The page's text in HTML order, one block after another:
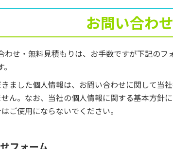
お問い合わ
わせ・無料見積もりは、お手数ですが下記の
ました個人情報は、お問い合わせに関して当
ん。なお、当社の個人情報に関する基本方針
ご使用にならないでください。